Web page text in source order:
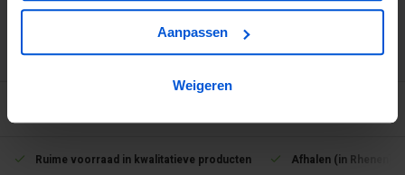
Aanpassen
Weigeren
klanten geven ons een 9.1 op
Ruime voorraad in kwalitatieve producten Afhalen (in Rhenen)